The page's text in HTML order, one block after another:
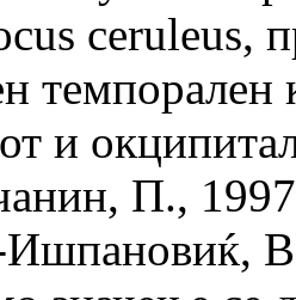
ceruleus,
темпорален
и
П.,
Ишпановиќ,